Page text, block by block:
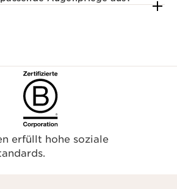
erfüllt hohe soziale